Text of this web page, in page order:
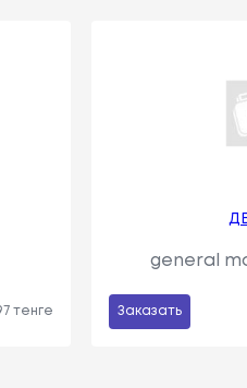
тенге
general
Заказать